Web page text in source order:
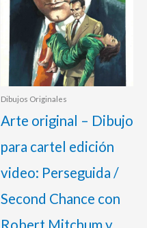
Dibujos Originales
Arte original – Dibujo
para cartel edición
video: Perseguida /
Second Chance con